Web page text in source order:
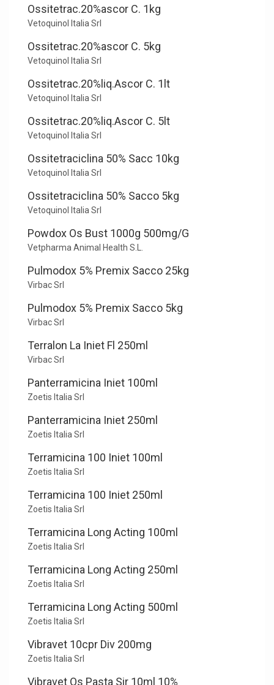
Ossitetrac.20%ascor C. 1kg
Vetoquinol Italia Srl
Ossitetrac.20%ascor C. 5kg
Vetoquinol Italia Srl
Ossitetrac.20%liq.Ascor C. 1lt
Vetoquinol Italia Srl
Ossitetrac.20%liq.Ascor C. 5lt
Vetoquinol Italia Srl
Ossitetraciclina 50% Sacc 10kg
Vetoquinol Italia Srl
Ossitetraciclina 50% Sacco 5kg
Vetoquinol Italia Srl
Powdox Os Bust 1000g 500mg/G
Vetpharma Animal Health S.L.
Pulmodox 5% Premix Sacco 25kg
Virbac Srl
Pulmodox 5% Premix Sacco 5kg
Virbac Srl
Terralon La Iniet Fl 250ml
Virbac Srl
Panterramicina Iniet 100ml
Zoetis Italia Srl
Panterramicina Iniet 250ml
Zoetis Italia Srl
Terramicina 100 Iniet 100ml
Zoetis Italia Srl
Terramicina 100 Iniet 250ml
Zoetis Italia Srl
Terramicina Long Acting 100ml
Zoetis Italia Srl
Terramicina Long Acting 250ml
Zoetis Italia Srl
Terramicina Long Acting 500ml
Zoetis Italia Srl
Vibravet 10cpr Div 200mg
Zoetis Italia Srl
Vibravet Os Pasta Sir 10ml 10%